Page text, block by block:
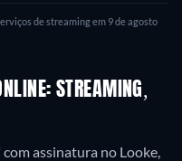
de streaming em 9 de agosto
STREAMING,
assinatura no Looke,